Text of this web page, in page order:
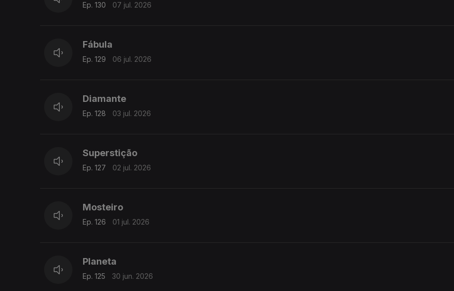
Ep. 130 07 jul. 2026
Fábula
Ep. 129 06 jul. 2026
Diamante
Ep. 128 03 jul. 2026
Superstição
Ep. 127 02 jul. 2026
Mosteiro
Ep. 126 01 jul. 2026
Planeta
Ep. 125 30 jun. 2026